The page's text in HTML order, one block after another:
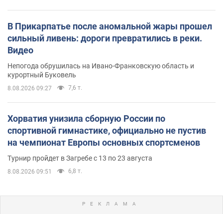
В Прикарпатье после аномальной жары прошел
сильный ливень: дороги превратились в реки.
Видео
Непогода обрушилась на Ивано-Франковскую область и
курортный Буковель
8.08.2026 09:27 7,6 т.
Хорватия унизила сборную России по
спортивной гимнастике, официально не пустив
на чемпионат Европы основных спортсменов
Турнир пройдет в Загребе с 13 по 23 августа
8.08.2026 09:51 6,8 т.